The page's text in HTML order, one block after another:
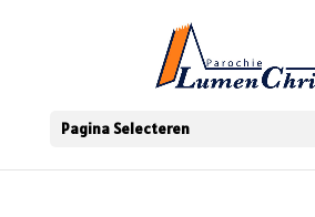
Pagina Selecteren